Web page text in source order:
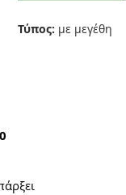
Τύπος: με μεγέθη